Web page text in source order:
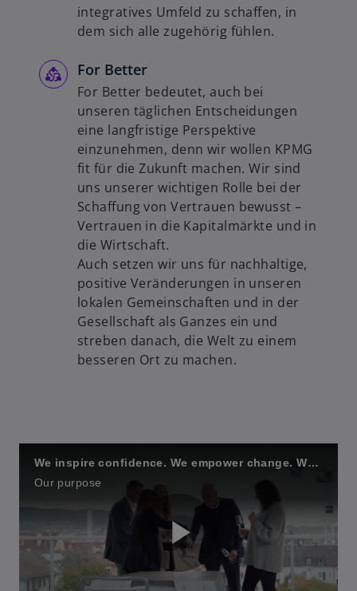
integratives Umfeld zu schaffen, in
dem sich alle zugehörig fühlen.
For Better
For Better bedeutet, auch bei
unseren täglichen Entscheidungen
eine langfristige Perspektive
einzunehmen, denn wir wollen KPMG
fit für die Zukunft machen. Wir sind
uns unserer wichtigen Rolle bei der
Schaffung von Vertrauen bewusst –
Vertrauen in die Kapitalmärkte und in
die Wirtschaft.
Auch setzen wir uns für nachhaltige,
positive Veränderungen in unseren
lokalen Gemeinschaften und in der
Gesellschaft als Ganzes ein und
streben danach, die Welt zu einem
besseren Ort zu machen.
We inspire confidence. We empower change. We dare to do.
Our purpose
P